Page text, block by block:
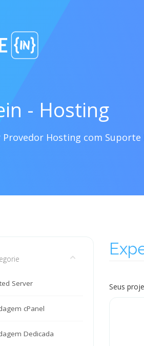
- Hosting
Provedor Hosting com Suporte
Server
cPanel
Dedicada
Seus